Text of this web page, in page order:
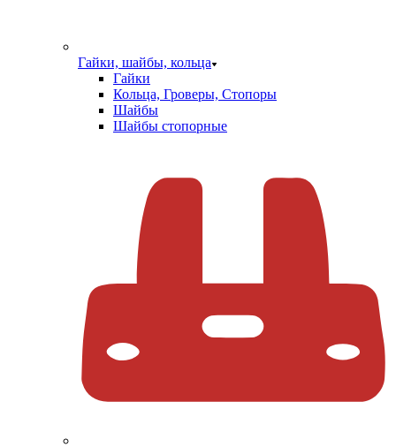
Гайки, шайбы, кольца
Гайки
Кольца, Гроверы, Стопоры
Шайбы
Шайбы стопорные